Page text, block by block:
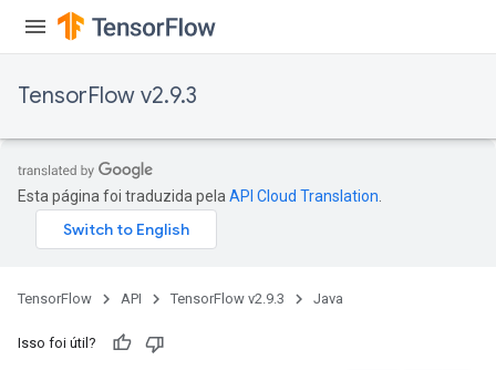
TensorFlow v2.9.3
Esta página foi traduzida pela API Cloud Translation
TensorFlow API TensorFlow v2.9.3 Java
Isso foi útil?